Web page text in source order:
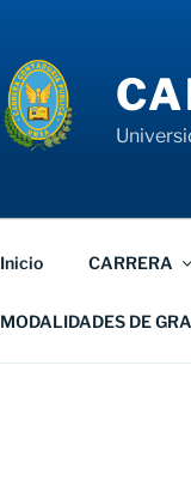
Inicio CARRERA
MODALIDADES DE